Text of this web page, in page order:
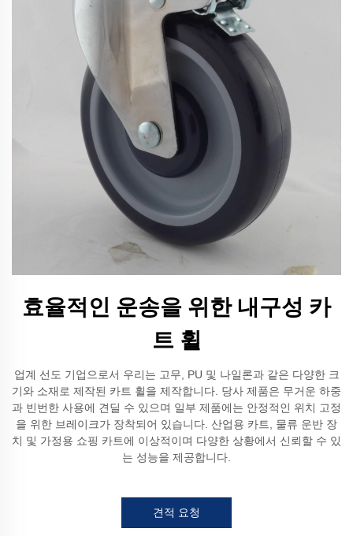
효율적인 운송을 위한 내구성 카
트 휠
업계 선도 기업으로서 우리는 고무, PU 및 나일론과 같은 다양한 크
기와 소재로 제작된 카트 휠을 제작합니다. 당사 제품은 무거운 하중
과 빈번한 사용에 견딜 수 있으며 일부 제품에는 안정적인 위치 고정
을 위한 브레이크가 장착되어 있습니다. 산업용 카트, 물류 운반 장
치 및 가정용 쇼핑 카트에 이상적이며 다양한 상황에서 신뢰할 수 있
는 성능을 제공합니다.
견적 요청